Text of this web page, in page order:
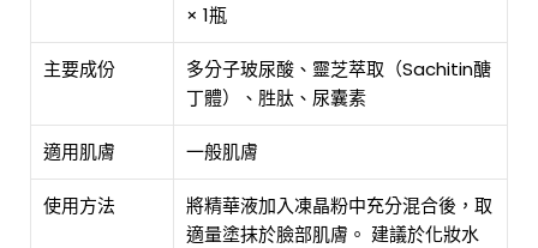
× 1瓶
主要成份
多分子玻尿酸、靈芝萃取（Sachitin醣
丁體）、胜肽、尿囊素
適用肌膚 一般肌膚
使用方法
將精華液加入凍晶粉中充分混合後，取
適量塗抹於臉部肌膚。 建議於化妝水